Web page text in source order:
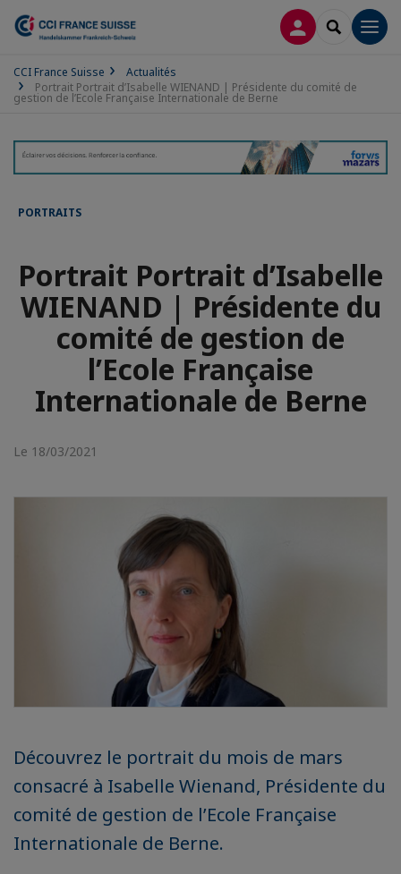
CONNEXION
CCI France Suisse
Actualités
Portrait Portrait d’Isabelle WIENAND | Présidente du comité de
gestion de l’Ecole Française Internationale de Berne
PORTRAITS
Portrait Portrait d’Isabelle
WIENAND | Présidente du
comité de gestion de
l’Ecole Française
Internationale de Berne
Le 18/03/2021
Découvrez le portrait du mois de mars
consacré à Isabelle Wienand, Présidente du
comité de gestion de l’Ecole Française
Internationale de Berne.